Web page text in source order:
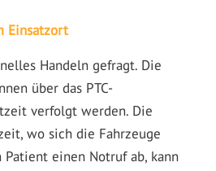
Einsatzort
Handeln gefragt. Die
über das PTC-
verfolgt werden. Die
wo sich die Fahrzeuge
Patient einen Notruf ab, kann